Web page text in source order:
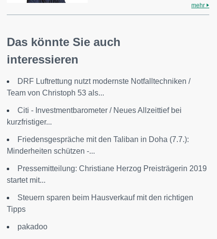
mehr
Das könnte Sie auch
interessieren
DRF Luftrettung nutzt modernste Notfalltechniken /
Team von Christoph 53 als...
Citi - Investmentbarometer / Neues Allzeittief bei
kurzfristiger...
Friedensgespräche mit den Taliban in Doha (7.7.):
Minderheiten schützen -...
Pressemitteilung: Christiane Herzog Preisträgerin 2019
startet mit...
Steuern sparen beim Hausverkauf mit den richtigen
Tipps
pakadoo